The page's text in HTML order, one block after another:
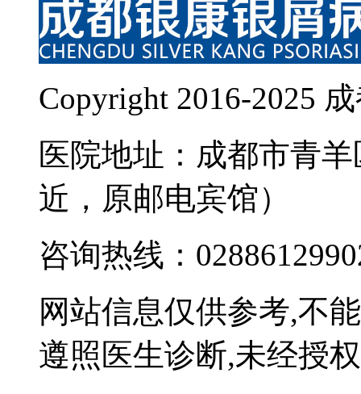
Copyright 2016-2025
医院地址：成都市青
近，原邮电宾馆）
咨询热线：
网站信息仅供参考,不
遵照医生诊断,未经授